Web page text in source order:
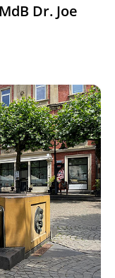
Dr. Joe